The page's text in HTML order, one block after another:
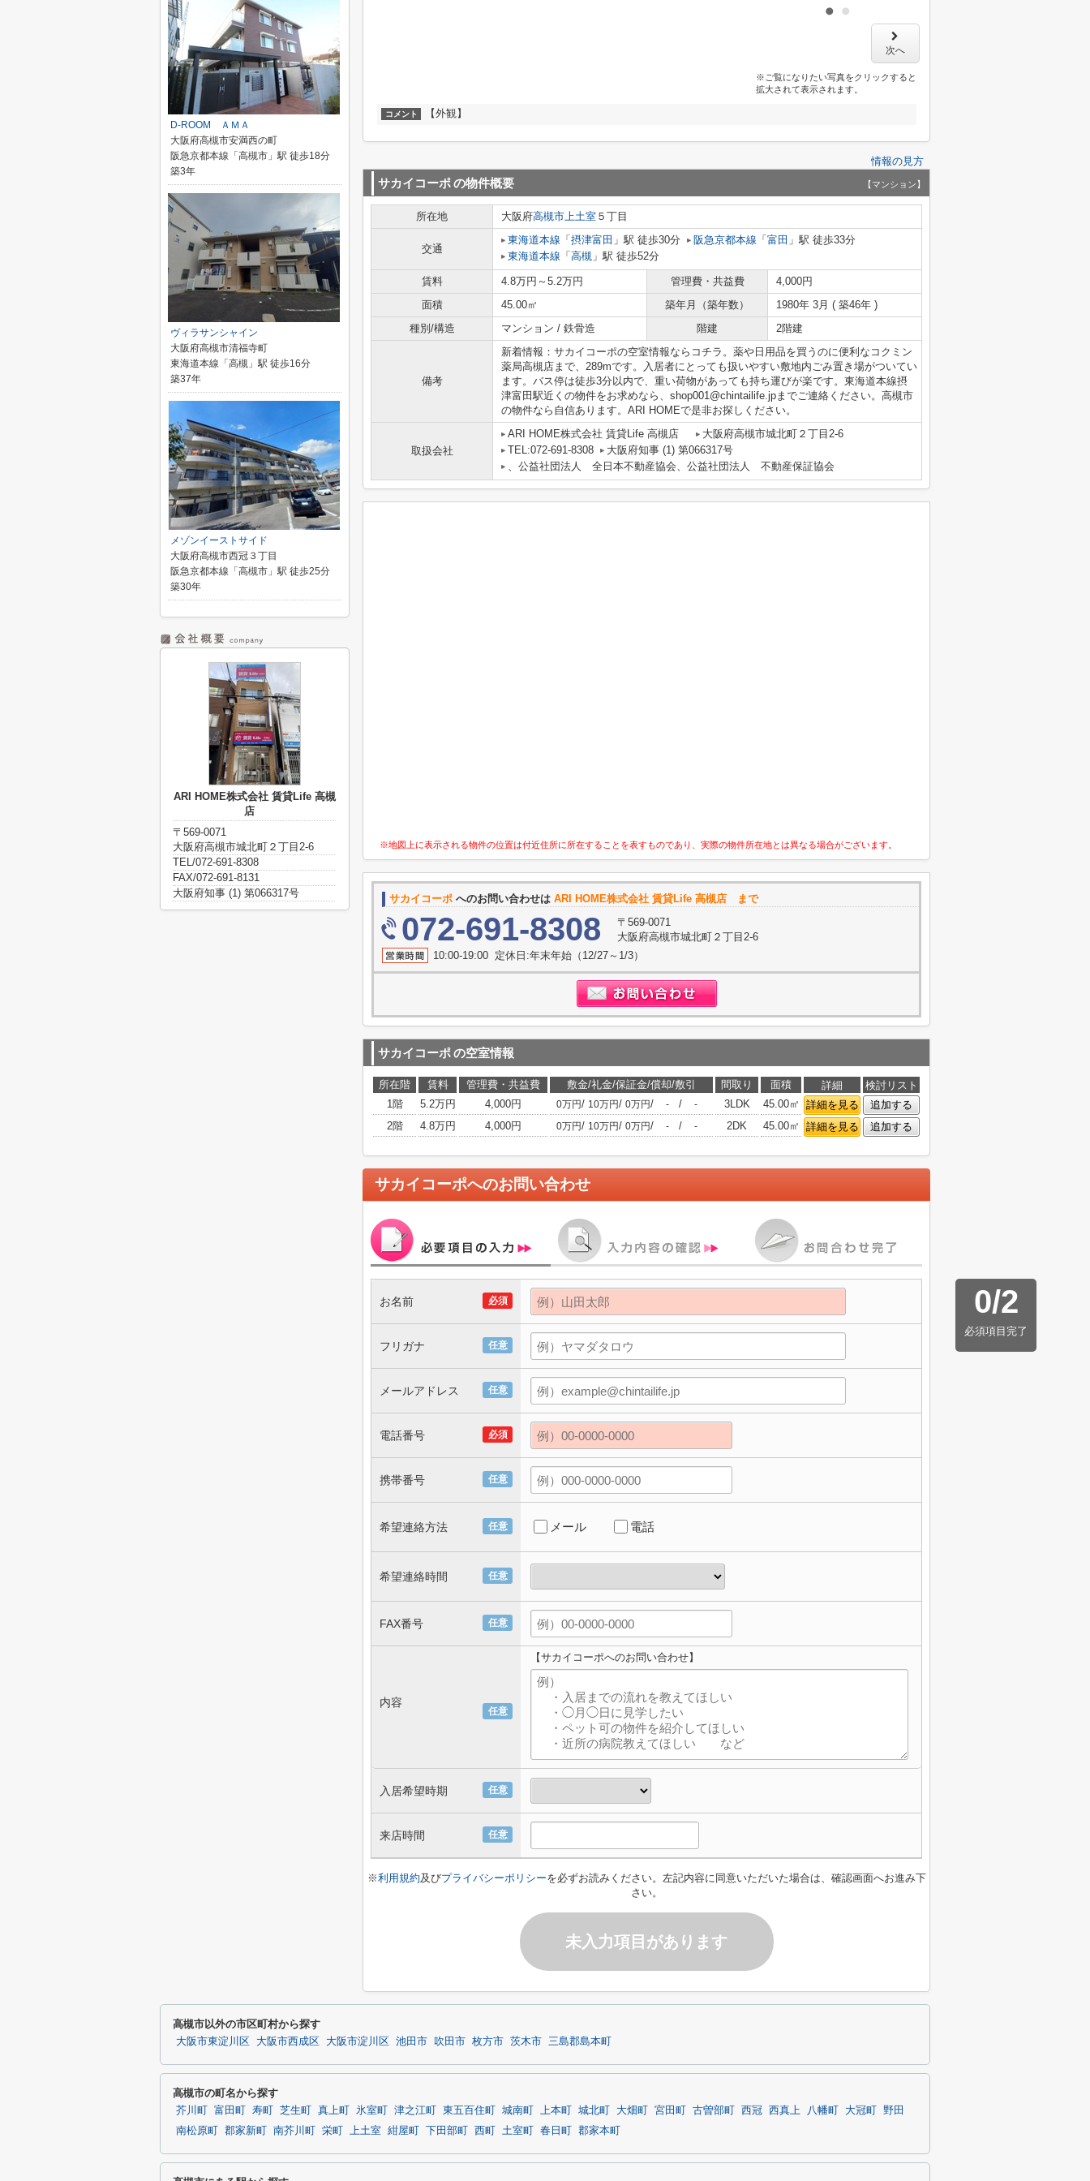
次へ
※ご覧になりたい写真をクリックすると
拡大されて表示されます。
コメント 【外観】
情報の見方
サカイコーポの物件概要 【マンション】
所在地 大阪府高槻市上土室 ５丁目
交通
東海道本線 「 摂津富田 」駅 徒歩30分 阪急京都本線 「 富田 」駅 徒歩33分
東海道本線 「 高槻 」駅 徒歩52分
賃料 4.8万円～5.2万円 管理費・共益費
4,000円
面積
45.00㎡ 築年月（築年数）
1980年 3月 ( 築46年 )
種別/構造
マンション / 鉄骨造 階建 2階建
備考
新着情報：サカイコーポの空室情報ならコチラ。薬や日用品を買うのに便利なコクミン
薬局高槻店まで、289mです。入居者にとっても扱いやすい敷地内ごみ置き場がついてい
ます。バス停は徒歩3分以内で、重い荷物があっても持ち運びが楽です。東海道本線摂
津富田駅近くの物件をお求めなら、shop001@chintailife.jpまでご連絡ください。高槻市
の物件なら自信あります。ARI HOMEで是非お探しください。
取扱会社
ARI HOME株式会社 賃貸Life 高槻店
大阪府高槻市城北町２丁目2-6
TEL:072-691-8308
大阪府知事 (1) 第066317号
、公益社団法人 全日本不動産協会、公益社団法人 不動産保証協会
※地図上に表示される物件の位置は付近住所に所在することを表すものであり、実際の物件所在地とは異なる場合がございます。
サカイコーポ へのお問い合わせは ARI HOME株式会社 賃貸Life 高槻店 まで
072-691-8308
〒569-0071
大阪府高槻市城北町２丁目2-6
10:00-19:00 定休日:年末年始（12/27～1/3）
サカイコーポの空室情報
所在階 賃料 管理費・共益費 敷金/礼金/保証金/償却/敷引 間取り 面積 詳細
検討リスト
1階
5.2万円 4,000円 0万円/ 10万円/ 0万円/ - / - 3LDK 45.00㎡ 詳細を見る
追加する
2階
4.8万円 4,000円 0万円/ 10万円/ 0万円/ - / - 2DK 45.00㎡ 詳細を見る 追加する
サカイコーポへのお問い合わせ
0/2
必須項目完了
必須
お名前
任意
フリガナ
任意
メールアドレス
必須
電話番号
任意
携帯番号
任意
希望連絡方法 メール 電話
任意
希望連絡時間
任意
FAX番号
任意
内容
【サカイコーポへのお問い合わせ】
任意
入居希望時期
任意
来店時間
※利用規約及びプライバシーポリシーを必ずお読みください。左記内容に同意いただいた場合は、確認画面へお進み下
さい。
未入力項目があります
D-ROOM ＡＭＡ
大阪府高槻市安満西の町
阪急京都本線「高槻市」駅 徒歩18分
築3年
ヴィラサンシャイン
大阪府高槻市清福寺町
東海道本線「高槻」駅 徒歩16分
築37年
メゾンイーストサイド
大阪府高槻市西冠３丁目
阪急京都本線「高槻市」駅 徒歩25分
築30年
ARI HOME株式会社 賃貸Life 高槻
店
〒569-0071
大阪府高槻市城北町２丁目2-6
TEL/072-691-8308
FAX/072-691-8131
大阪府知事 (1) 第066317号
高槻市以外の市区町村から探す
大阪市東淀川区 大阪市西成区 大阪市淀川区 池田市 吹田市 枚方市 茨木市 三島郡島本町
高槻市の町名から探す
芥川町 富田町 寿町 芝生町 真上町 氷室町 津之江町 東五百住町 城南町 上本町 城北町 大畑町 宮田町 古曽部町 西冠 西真上 八幡町 大冠町
野田
南松原町
郡家新町 南芥川町 栄町 上土室 紺屋町 下田部町 西町 土室町 春日町 郡家本町